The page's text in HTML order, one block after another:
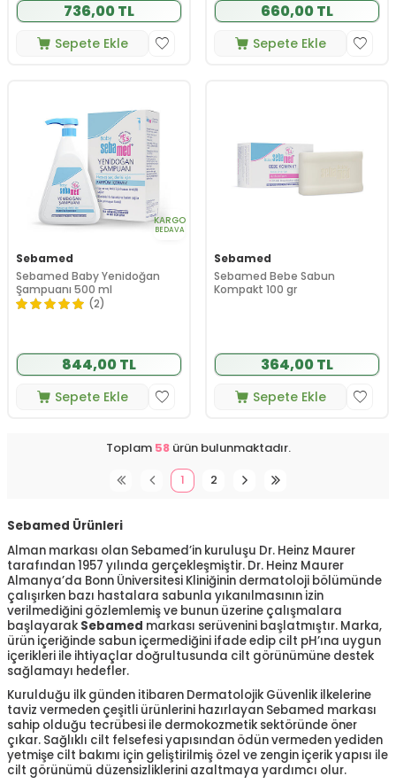
736,00 TL
Sepete Ekle
660,00 TL
Sepete Ekle
KARGO
BEDAVA
Sebamed
Sebamed Baby Yenidoğan
Şampuanı 500 ml
(2)
844,00 TL
Sepete Ekle
Sebamed
Sebamed Bebe Sabun
Kompakt 100 gr
364,00 TL
Sepete Ekle
Toplam 58ürün bulunmaktadır.
1
2
Sebamed Ürünleri
Alman markası olan Sebamed’in kuruluşu Dr. Heinz Maurer
tarafından 1957 yılında gerçekleşmiştir. Dr. Heinz Maurer
Almanya’da Bonn Üniversitesi Kliniğinin dermatoloji bölümünde
çalışırken bazı hastalara sabunla yıkanılmasının izin
verilmediğini gözlemlemiş ve bunun üzerine çalışmalara
başlayarak Sebamed markası serüvenini başlatmıştır. Marka,
ürün içeriğinde sabun içermediğini ifade edip cilt pH’ına uygun
içerikleri ile ihtiyaçlar doğrultusunda cilt görünümüne destek
sağlamayı hedefler.
Kurulduğu ilk günden itibaren Dermatolojik Güvenlik ilkelerine
taviz vermeden çeşitli ürünlerini hazırlayan Sebamed markası
sahip olduğu tecrübesi ile dermokozmetik sektöründe öner
çıkar. Sağlıklı cilt felsefesi yapısından ödün vermeden yediden
yetmişe cilt bakımı için geliştirilmiş özel ve zengin içerik yapısı ile
cilt görünümü düzensizliklerini azaltmaya yardımcı olur.